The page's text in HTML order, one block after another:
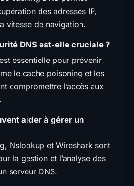
des adresses IP,
vitesse de navigation.
DNS est-elle cruciale ?
essentielle pour prévenir
le cache poisoning et les
compromettre l’accès aux
aider à gérer un
Nslookup et Wireshark sont
la gestion et l’analyse des
serveur DNS.